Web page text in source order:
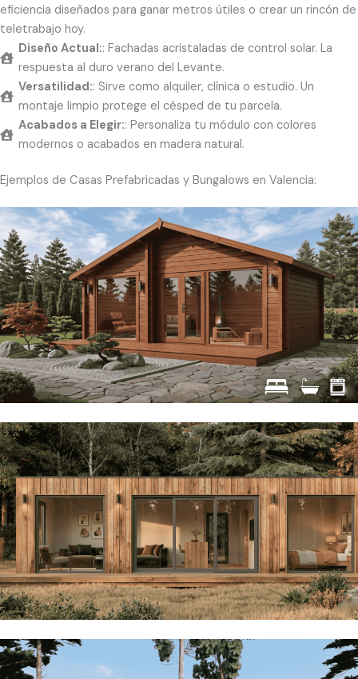
eficiencia diseñados para ganar metros útiles o crear un rincón de
teletrabajo hoy.
Diseño Actual:: Fachadas acristaladas de control solar. La
respuesta al duro verano del Levante.
Versatilidad:: Sirve como alquiler, clínica o estudio. Un
montaje limpio protege el césped de tu parcela.
Acabados a Elegir:: Personaliza tu módulo con colores
modernos o acabados en madera natural.
Ejemplos de Casas Prefabricadas y Bungalows en Valencia: